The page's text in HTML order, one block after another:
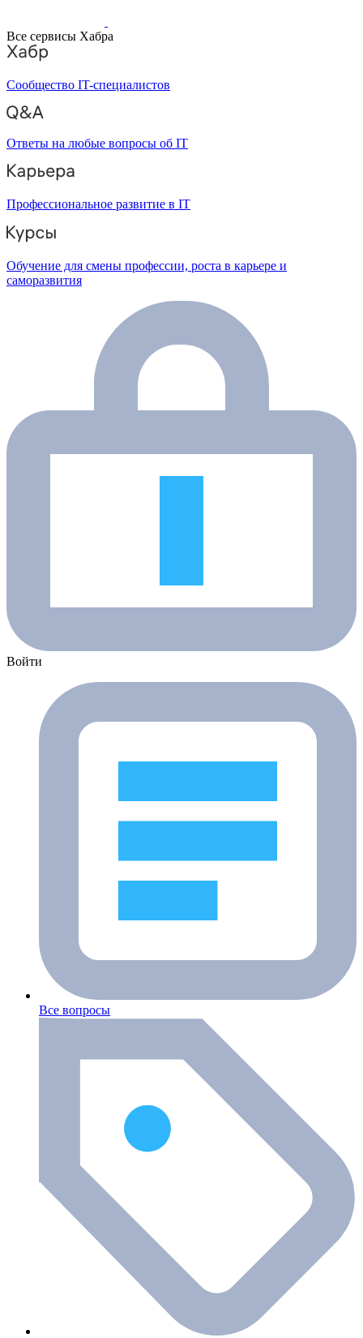
Все сервисы Хабра
Сообщество IT-специалистов
Ответы на любые вопросы об IT
Профессиональное развитие в IT
Обучение для смены профессии, роста в карьере и
саморазвития
Войти
Все вопросы